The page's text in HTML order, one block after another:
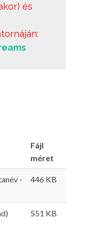
és
Fájl
méret
-
446 KB
551 KB